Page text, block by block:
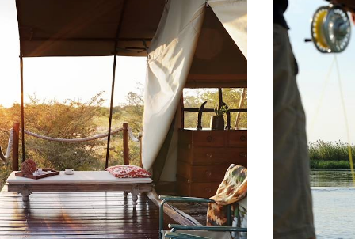
- Le Botswana en adresses secrètes
Multiplier les ambiances africaines, des
tonitruantes Vic Falls aux méconnus
Makgadikgadi Pans, via le mythique delta de
l'Okavango
9 jours, de 11000 à 15100 $ CA
safari au
Un concentré
chutes
et le lac Kariba
10 jours, de